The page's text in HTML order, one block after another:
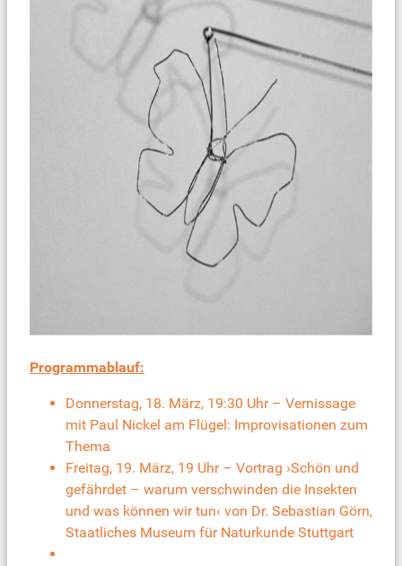
Programmablauf:
Donnerstag, 18. März, 19:30 Uhr – Vernissage
mit Paul Nickel am Flügel: Improvisationen zum
Thema
Freitag, 19. März, 19 Uhr – Vortrag ›Schön und
gefährdet – warum verschwinden die Insekten
und was können wir tun‹ von Dr. Sebastian Görn,
Staatliches Museum für Naturkunde Stuttgart